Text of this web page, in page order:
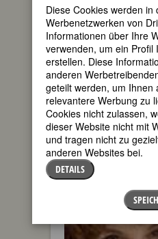
FRIEDA BELINFANTE
Diese Cookies werden in
Werbenetzwerken von
Informationen über Ihre
verwenden, um ein Profil
erstellen. Diese
anderen
geteilt werden, um Ihnen
relevantere Werbung zu
Cookies nicht zulassen,
dieser Website nicht mit
und tragen nicht zu
anderen Websites bei.
DETAILS